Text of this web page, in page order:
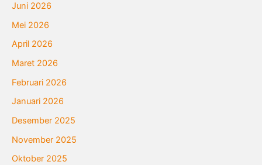
Juni 2026
Mei 2026
April 2026
Maret 2026
Februari 2026
Januari 2026
Desember 2025
November 2025
Oktober 2025